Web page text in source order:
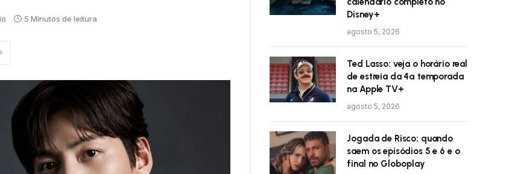
5 Minutos de leitura
Disney+
agosto 5, 2026
Ted Lasso: veja o horário real
de estreia da 4ª temporada
na Apple TV+
agosto 5, 2026
Jogada de Risco: quando
saem os episódios 5 e 6 e o
final no Globoplay